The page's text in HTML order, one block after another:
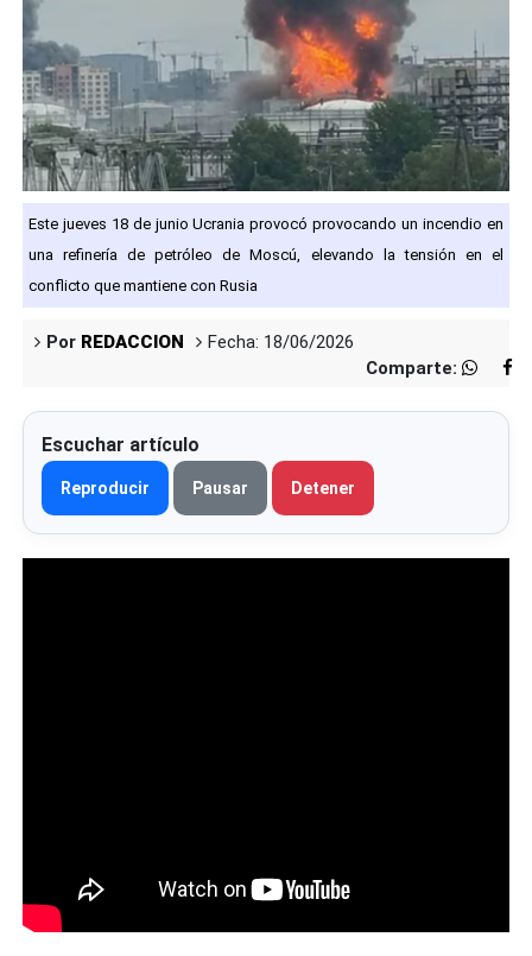
Este jueves 18 de junio Ucrania provocó provocando un incendio en
una refinería de petróleo de Moscú, elevando la tensión en el
conflicto que mantiene con Rusia
Por REDACCION
Fecha: 18/06/2026
Comparte:
Escuchar artículo
Reproducir Pausar Detener